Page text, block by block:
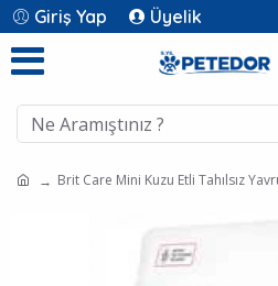
Giriş Yap Üyelik
Brit Care Mini Kuzu Etli Tahılsız